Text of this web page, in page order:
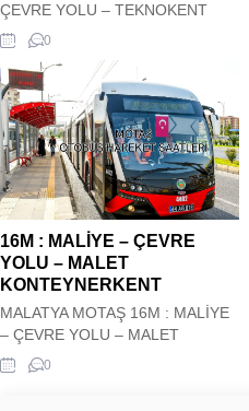
ÇEVRE YOLU – TEKNOKENT
KONTEYNERKENT OTOBÜS
HAREKET SAATLERİ Malatya
Motaş Şehir içi 16K : MALİYE –
ÇEVRE YOLU – TEKNOKENT
KONTEYNERKENT Otobüs Kalkış
saatleri siz değerli
ziyaretçilerimizin hizmetindedir.
Hareket saatleri güncel olup
sitemiz tarafından güncel olarak
çekilmektedir. 16K : MALİYE –
ÇEVRE YOLU...
0
16M : MALİYE – ÇEVRE
YOLU – MALET
KONTEYNERKENT
MALATYA MOTAŞ 16M : MALİYE
– ÇEVRE YOLU – MALET
KONTEYNERKENT OTOBÜS
HAREKET SAATLERİ Malatya
0